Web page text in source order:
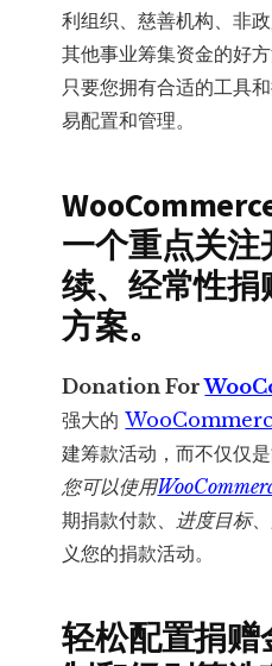
利组织、慈善机构、非
其他事业筹集资金的好
只要您拥有合适的工具
易配置和管理。
一个重点关注
续、 经常性捐
方案。
Donation For
强大的
建筹款活动，而不仅仅
您可以使用
期捐款付款、 进度目标、
义您的捐款活动。
轻松配置捐